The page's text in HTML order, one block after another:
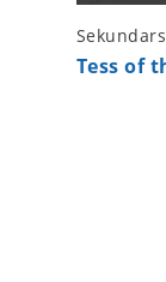
Tess of